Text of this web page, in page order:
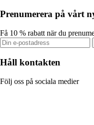
Prenumerera på vårt
Få 10 % rabatt när du
Håll kontakten
Följ oss på sociala medier